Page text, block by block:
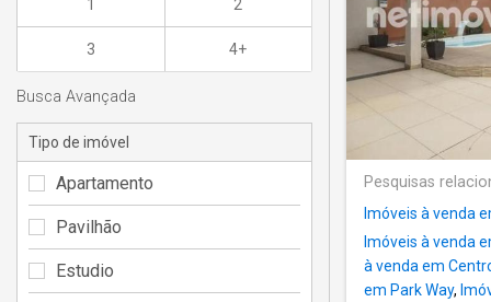
Pesquisas
Imóveis à venda
Imóveis à venda
à venda em
em Park Way,
1 2
3 4+
Busca Avançada
Tipo de imóvel
Apartamento
Pavilhão
Estudio